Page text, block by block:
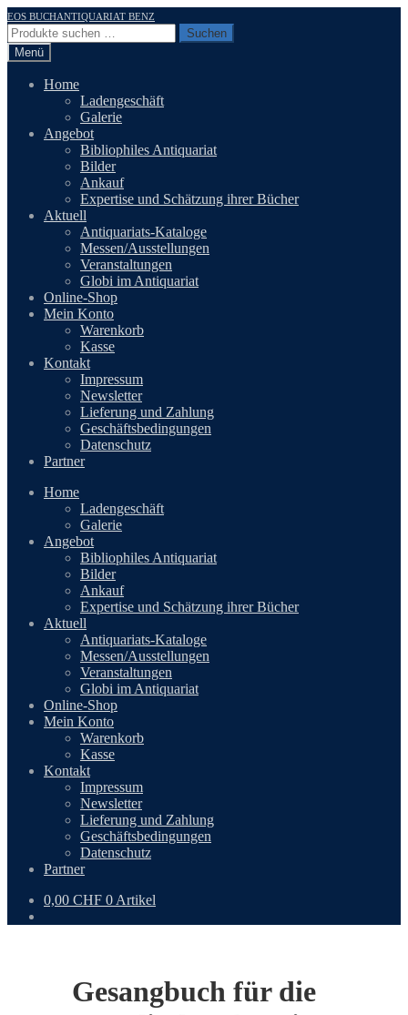
Zur
Navigation
springen
Zum
Inhalt
springen
EOS BUCHANTIQUARIAT BENZ
Suchen
nach:
Suchen
Menü
Home
Ladengeschäft
Galerie
Angebot
Bibliophiles Antiquariat
Bilder
Ankauf
Expertise und Schätzung ihrer Bücher
Aktuell
Antiquariats-Kataloge
Messen/Ausstellungen
Veranstaltungen
Globi im Antiquariat
Online-Shop
Mein Konto
Warenkorb
Kasse
Kontakt
Impressum
Newsletter
Lieferung und Zahlung
Geschäftsbedingungen
Datenschutz
Partner
Home
Ladengeschäft
Galerie
Angebot
Bibliophiles Antiquariat
Bilder
Ankauf
Expertise und Schätzung ihrer Bücher
Aktuell
Antiquariats-Kataloge
Messen/Ausstellungen
Veranstaltungen
Globi im Antiquariat
Online-Shop
Mein Konto
Warenkorb
Kasse
Kontakt
Impressum
Newsletter
Lieferung und Zahlung
Geschäftsbedingungen
Datenschutz
Partner
0,00 CHF 0 Artikel
Gesangbuch für die